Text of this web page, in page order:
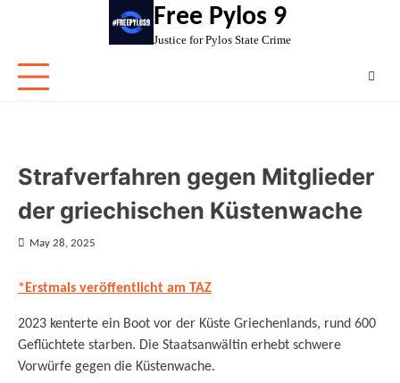
Free Pylos 9
Justice for Pylos State Crime
Strafverfahren gegen Mitglieder
der griechischen Küstenwache
May 28, 2025
*Erstmals veröffentlicht am TAZ
2023 kenterte ein Boot vor der Küste Griechenlands, rund 600
Geflüchtete starben. Die Staatsanwältin erhebt schwere
Vorwürfe gegen die Küstenwache.